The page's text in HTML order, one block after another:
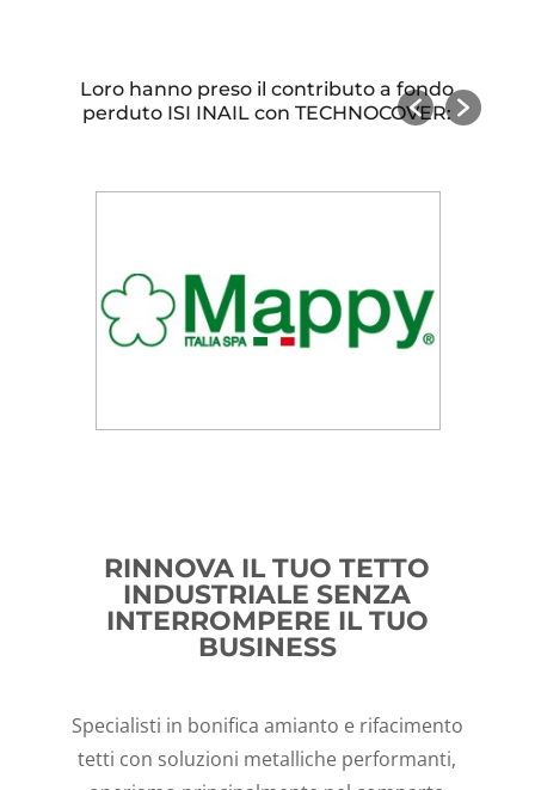
Loro hanno preso il contributo a fondo
perduto ISI INAIL con TECHNOCOVER:
RINNOVA IL TUO TETTO
INDUSTRIALE SENZA
INTERROMPERE IL TUO
BUSINESS
Specialisti in bonifica amianto e rifacimento
tetti con soluzioni metalliche performanti,